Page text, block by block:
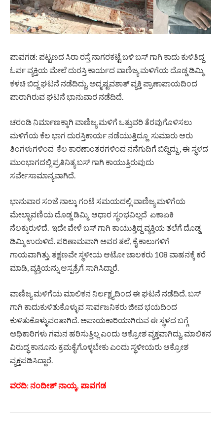
ಪಾವಗಡ: ಪಟ್ಟಣದ ಸಿರಾ ರಸ್ತೆ ನಾಗರಕಟ್ಟೆ ಬಳಿ ಬಸ್ ಗಾಗಿ ಕಾದು ಕುಳಿತಿದ್ದ
ಓರ್ವ ವ್ಯಕ್ತಿಯ ಮೇಲೆ ದುರಸ್ತಿ ಕಾರ್ಯದ ವಾಣಿಜ್ಯ ಮಳಿಗೆಯ ದೊಡ್ಡ ಡಿಮ್ಮಿ
ಕಳಚಿ ಬಿದ್ದ ಘಟನೆ ನಡೆದಿದ್ದು, ಅದೃಷ್ಟವಶಾತ್ ವ್ಯಕ್ತಿ ಪ್ರಾಣಾಪಾಯದಿಂದ
ಪಾರಾಗಿರುವ ಘಟನೆ ಭಾನುವಾರ ನಡೆದಿದೆ.
ಚರಂಡಿ ನಿರ್ಮಾಣಕ್ಕಾಗಿ ವಾಣಿಜ್ಯ ಮಳಿಗೆ ಒತ್ತುವರಿ ತೆರವುಗೊಳಿಸಲು
ಮಳಿಗೆಯ ಕೆಲ ಭಾಗ ದುರಸ್ತಿಕಾರ್ಯ ನಡೆಯುತ್ತಿದ್ದೂ ಸುಮಾರು ಆರು
ತಿಂಗಳುಗಳಿಂದ ಕೆಲ ಕಾರಣಾಂತರಗಳಿಂದ ನನೆಗುದಿಗೆ ಬಿದ್ದಿದ್ದು , ಈ ಸ್ಥಳದ
ಮುಂಭಾಗದಲ್ಲಿ ಪ್ರತಿನಿತ್ಯ ಬಸ್ ಗಾಗಿ ಕಾಯುತ್ತಿರುವುದು
ಸರ್ವೇಸಾಮಾನ್ಯವಾಗಿದೆ.
ಭಾನುವಾರ ಸಂಜೆ ನಾಲ್ಕು ಗಂಟೆ ಸಮಯದಲ್ಲಿ ವಾಣಿಜ್ಯ ಮಳಿಗೆಯ
ಮೇಲ್ಛಾವಣಿಯ ದೊಡ್ಡ ಡಿಮ್ಮಿ ಆಧಾರ ಸ್ಥಂಭವಿಲ್ಲದೆ ಏಕಾಏಕಿ
ನೆಲಕ್ಕುರುಳಿದೆ. ಇದೇ ವೇಳೆ ಬಸ್ ಗಾಗಿ ಕಾಯುತ್ತಿದ್ದ ವ್ಯಕ್ತಿಯ ತಲೆಗೆ ದೊಡ್ಡ
ಡಿಮ್ಮಿ ಉರುಳಿದೆ. ಪರಿಣಾಮವಾಗಿ ಅವರ ತಲೆ, ಕೈ ಕಾಲುಗಳಿಗೆ
ಗಾಯವಾಗಿತ್ತು. ತಕ್ಷಣವೇ ಸ್ಥಳೀಯ ಆಟೋ ಚಾಲಕರು 108 ವಾಹನಕ್ಕೆ ಕರೆ
ಮಾಡಿ, ವ್ಯಕ್ತಿಯನ್ನು ಆಸ್ಪತ್ರೆಗೆ ಸಾಗಿಸಿದ್ದಾರೆ.
ವಾಣಿಜ್ಯ ಮಳಿಗೆಯ ಮಾಲಿಕನ ನಿರ್ಲಕ್ಷ್ಯದಿಂದ ಈ ಘಟನೆ ನಡೆದಿದೆ. ಬಸ್
ಗಾಗಿ ಕಾದುಕುಳಿತುಕೊಳ್ಳುವ ಸಾರ್ವಜನಿಕರು ಜೀವ ಭಯದಿಂದ
ಕುಳಿತುಕೊಳ್ಳುವಂತಾಗಿದೆ. ಅಪಾಯಕಾರಿಯಾಗಿರುವ ಈ ಸ್ಥಳದ ಬಗ್ಗೆ
ಅಧಿಕಾರಿಗಳು ಗಮನ ಹರಿಸುತ್ತಿಲ್ಲ ಎಂದು ಆಕ್ರೋಶ ವ್ಯಕ್ತವಾಗಿದ್ದು, ಮಾಲಿಕನ
ವಿರುದ್ಧ ಕಾನೂನು ಕ್ರಮಕೈಗೊಳ್ಳಬೇಕು ಎಂದು ಸ್ಥಳೀಯರು ಆಕ್ರೋಶ
ವ್ಯಕ್ತಪಡಿಸಿದ್ದಾರೆ.
ವರದಿ: ನಂದೀಶ್ ನಾಯ್ಕ, ಪಾವಗಡ